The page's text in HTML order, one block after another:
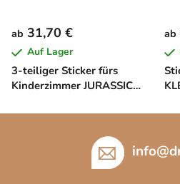
3-teiliger Sticker fürs
Kinderzimmer JURASSIC
ab 31,70 €
Auf Lager
ab
info@